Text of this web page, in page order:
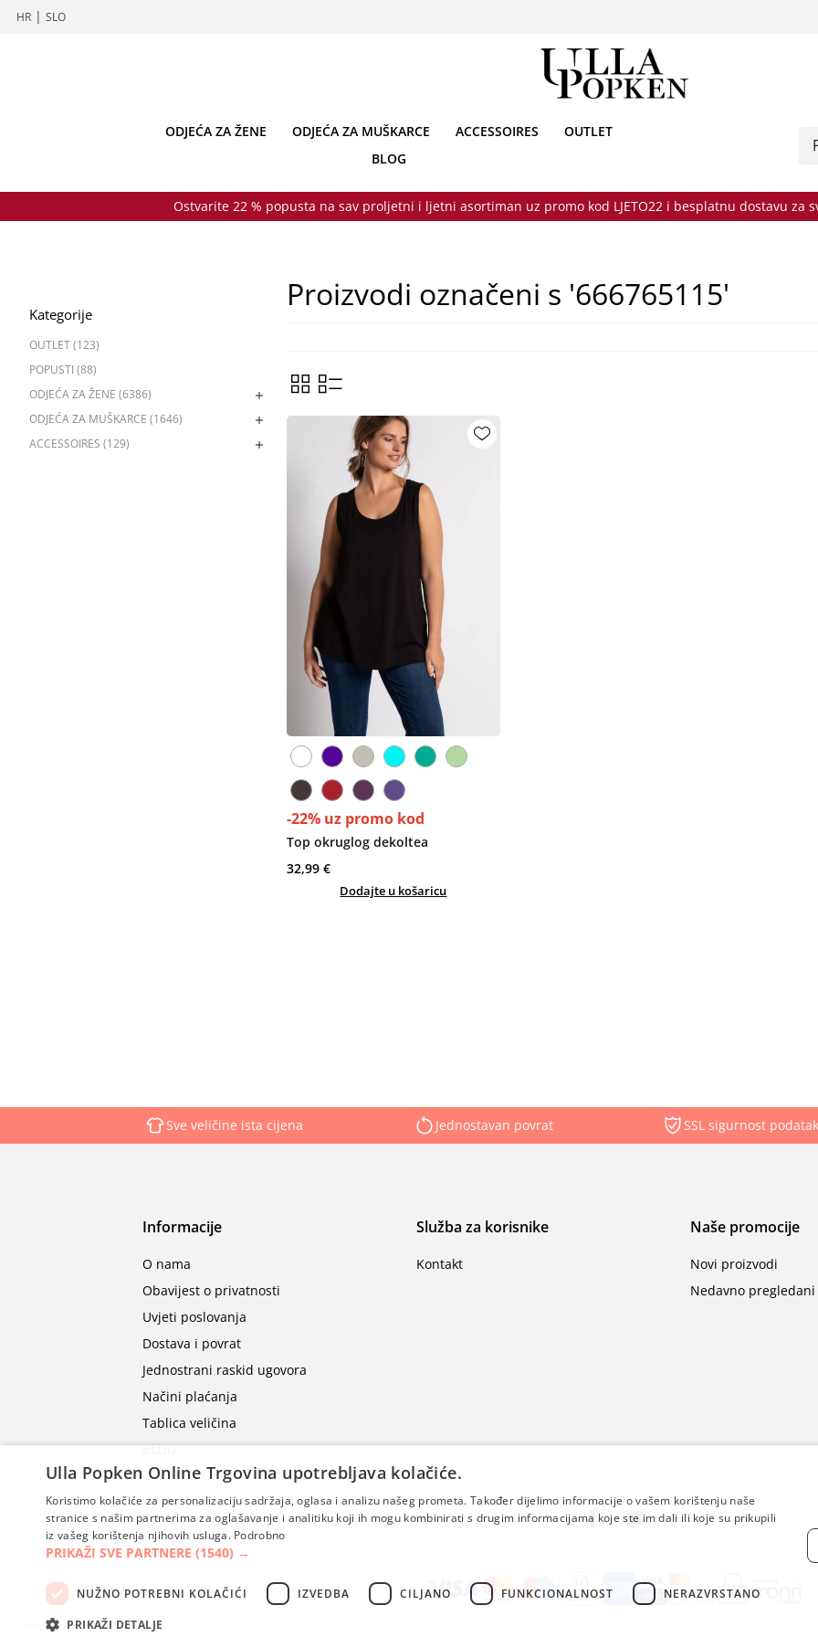
HR | SLO
ODJEĆA ZA ŽENE ODJEĆA ZA MUŠKARCE ACCESSOIRES
OUTLET
BLOG
Ostvarite 22 % popusta na sav proljetni i ljetni asortiman uz promo kod LJETO22 i besplatnu dostavu za
Kategorije
OUTLET (123)
POPUSTI (88)
ODJEĆA ZA ŽENE (6386)
ODJEĆA ZA MUŠKARCE (1646)
ACCESSOIRES (129)
Proizvodi označeni s '666765115'
-22% uz promo kod
Top okruglog dekoltea
32,99 €
Dodajte u košaricu
Sve veličine ista cijena Jednostavan povrat SSL sigurnost
Informacije
O nama
Obavijest o privatnosti
Uvjeti poslovanja
Dostava i povrat
Jednostrani raskid ugovora
Načini plaćanja
Tablica veličina
BLOG
Služba za korisnike
Kontakt
Naše promocije
Novi proizvodi
Nedavno
Powered bynopCommerce
Ulla Popken Online Trgovina upotrebljava kolačiće.
Koristimo kolačiće za personalizaciju sadržaja, oglasa i analizu našeg prometa. Također dijelimo informacije o vašem korištenju naše
stranice s našim partnerima za oglašavanje i analitiku koji ih mogu kombinirati s drugim informacijama koje ste im dali ili koje su prikupili
iz vašeg korištenja njihovih usluga. Podrobno
PRIKAŽI SVE PARTNERE (1540) →
NUŽNO POTREBNI KOLAČIĆI IZVEDBA CILJANO FUNKCIONALNOST NERAZVRSTANO
PRIKAŽI DETALJE